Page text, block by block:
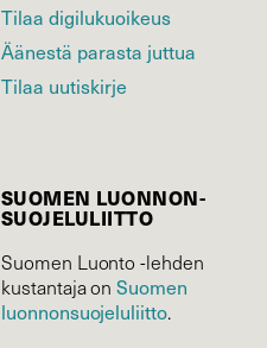
Tilaa digilukuoikeus
Äänestä parasta juttua
Tilaa uutiskirje
SUOMEN LUONNON­
SUOJELU­LIITTO
Suomen Luonto -lehden
kustantaja onSuomen
luonnonsuojelu­liitto.